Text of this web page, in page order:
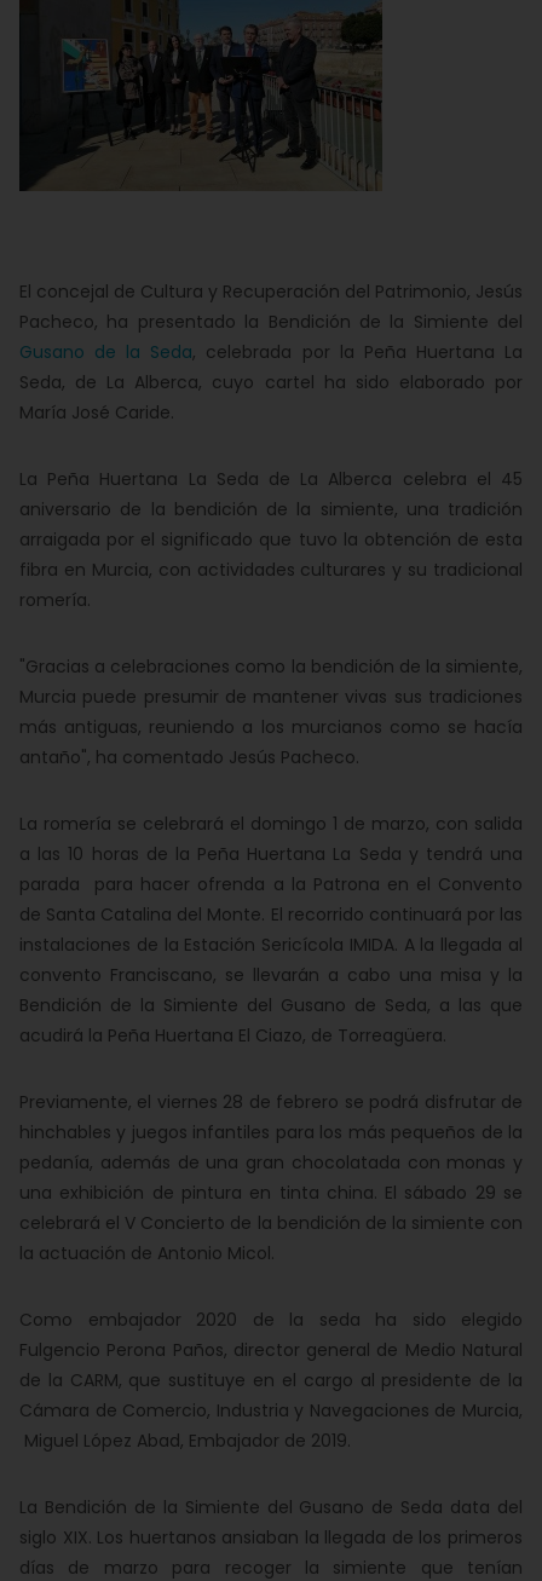
El concejal de Cultura y Recuperación del Patrimonio, Jesús
Pacheco, ha presentado la Bendición de la Simiente del
Gusano de la Seda, celebrada por la Peña Huertana La
Seda, de La Alberca, cuyo cartel ha sido elaborado por
María José Caride.
La Peña Huertana La Seda de La Alberca celebra el 45
aniversario de la bendición de la simiente, una tradición
arraigada por el significado que tuvo la obtención de esta
fibra en Murcia, con actividades culturares y su tradicional
romería.
"Gracias a celebraciones como la bendición de la simiente,
Murcia puede presumir de mantener vivas sus tradiciones
más antiguas, reuniendo a los murcianos como se hacía
antaño", ha comentado Jesús Pacheco.
La romería se celebrará el domingo 1 de marzo, con salida
a las 10 horas de la Peña Huertana La Seda y tendrá una
parada para hacer ofrenda a la Patrona en el Convento
de Santa Catalina del Monte. El recorrido continuará por las
instalaciones de la Estación Sericícola IMIDA. A la llegada al
convento Franciscano, se llevarán a cabo una misa y la
Bendición de la Simiente del Gusano de Seda, a las que
acudirá la Peña Huertana El Ciazo, de Torreagüera.
Previamente, el viernes 28 de febrero se podrá disfrutar de
hinchables y juegos infantiles para los más pequeños de la
pedanía, además de una gran chocolatada con monas y
una exhibición de pintura en tinta china. El sábado 29 se
celebrará el V Concierto de la bendición de la simiente con
la actuación de Antonio Micol.
Como embajador 2020 de la seda ha sido elegido
Fulgencio Perona Paños, director general de Medio Natural
de la CARM, que sustituye en el cargo al presidente de la
Cámara de Comercio, Industria y Navegaciones de Murcia,
Miguel López Abad, Embajador de 2019.
La Bendición de la Simiente del Gusano de Seda data del
siglo XIX. Los huertanos ansiaban la llegada de los primeros
días de marzo para recoger la simiente que tenían